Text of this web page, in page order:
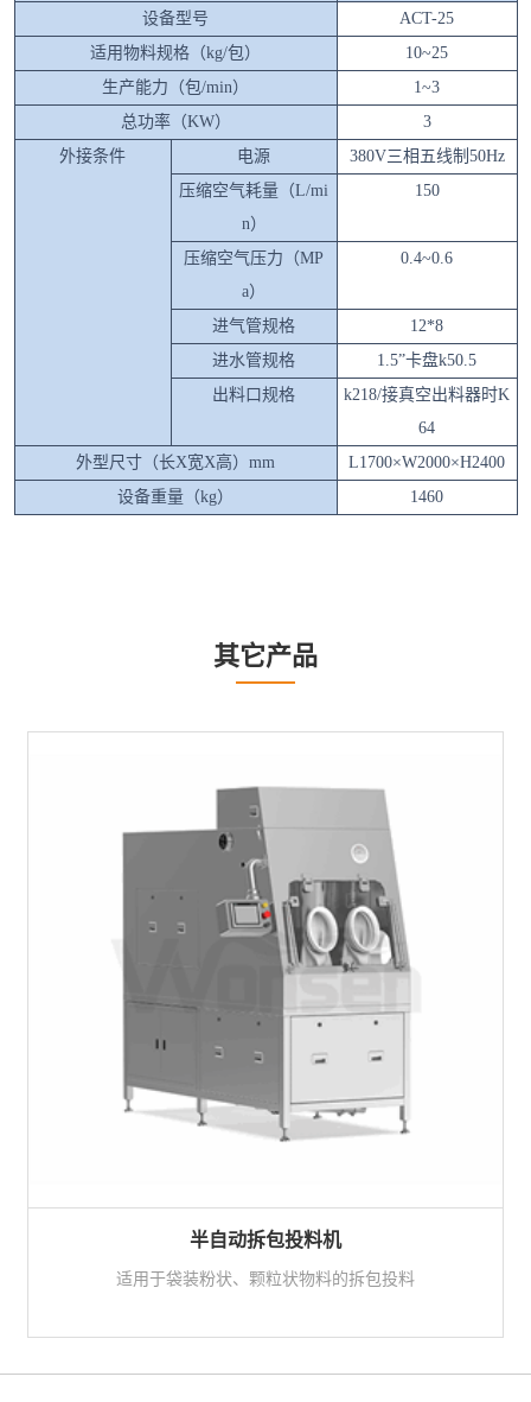
设备型号
ACT-25
适用物料规格（kg/包）
10~25
生产能力（包/min）
1~3
总功率（KW）
3
外接条件
电源
380V三相五线制50Hz
压缩空气耗量（L/mi
n）
150
压缩空气压力（MP
a）
0.4~0.6
进气管规格
12*8
进水管规格
1.5”卡盘k50.5
出料口规格
k218/接真空出料器时K
64
外型尺寸（长X宽X高）mm
L1700×W2000×H2400
设备重量（kg）
1460
其它产品
半自动拆包投料机
适用于袋装粉状、颗粒状物料的拆包投料